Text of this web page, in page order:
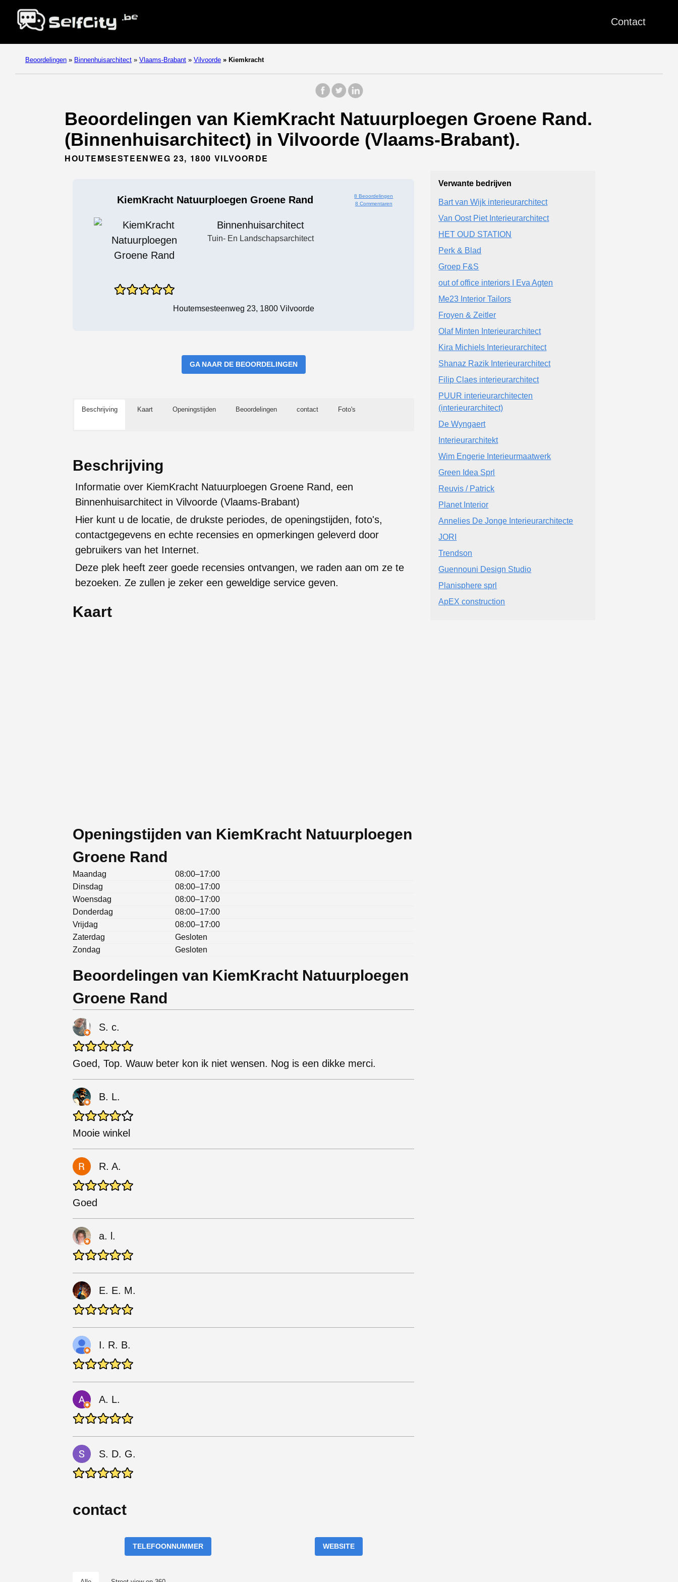
Contact
Beoordelingen » Binnenhuisarchitect » Vlaams-Brabant » Vilvoorde » Kiemkracht
Beoordelingen van KiemKracht Natuurploegen Groene Rand.
(Binnenhuisarchitect) in Vilvoorde (Vlaams-Brabant).
HOUTEMSESTEENWEG 23, 1800 VILVOORDE
KiemKracht Natuurploegen Groene Rand
8 Beoordelingen
8 Commentaren
Binnenhuisarchitect
Tuin- En Landschapsarchitect
Houtemsesteenweg 23, 1800 Vilvoorde
GA NAAR DE BEOORDELINGEN
Beschrijving Kaart Openingstijden Beoordelingen contact Foto's
Beschrijving
Informatie over KiemKracht Natuurploegen Groene Rand, een
Binnenhuisarchitect in Vilvoorde (Vlaams-Brabant)
Hier kunt u de locatie, de drukste periodes, de openingstijden, foto's,
contactgegevens en echte recensies en opmerkingen geleverd door
gebruikers van het Internet.
Deze plek heeft zeer goede recensies ontvangen, we raden aan om ze te
bezoeken. Ze zullen je zeker een geweldige service geven.
Kaart
Openingstijden van KiemKracht Natuurploegen
Groene Rand
Maandag
08:00–17:00
Dinsdag
08:00–17:00
Woensdag
08:00–17:00
Donderdag
08:00–17:00
Vrijdag
08:00–17:00
Zaterdag
Gesloten
Zondag
Gesloten
Beoordelingen van KiemKracht Natuurploegen
Groene Rand
S. c.
Goed, Top. Wauw beter kon ik niet wensen. Nog is een dikke merci.
B. L.
Mooie winkel
R. A.
Goed
a. l.
E. E. M.
I. R. B.
A. L.
S. D. G.
contact
TELEFOONNUMMER WEBSITE
Verwante bedrijven
Bart van Wijk interieurarchitect
Van Oost Piet Interieurarchitect
HET OUD STATION
Perk & Blad
Groep F&S
out of office interiors I Eva Agten
Me23 Interior Tailors
Froyen & Zeitler
Olaf Minten Interieurarchitect
Kira Michiels Interieurarchitect
Shanaz Razik Interieurarchitect
Filip Claes interieurarchitect
PUUR interieurarchitecten
(interieurarchitect)
De Wyngaert
Interieurarchitekt
Wim Engerie Interieurmaatwerk
Green Idea Sprl
Reuvis / Patrick
Planet Interior
Annelies De Jonge Interieurarchitecte
JORI
Trendson
Guennouni Design Studio
Planisphere sprl
ApEX construction